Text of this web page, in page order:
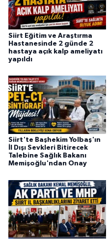
Siirt Eğitim ve Araştırma
Hastanesinde 2 günde 2
hastaya açık kalp ameliyatı
yapıldı
Siirt'te Başhekim Yolbaş'ın
İl Dışı Sevkleri Bitirecek
Talebine Sağlık Bakanı
Memişoğlu'ndan Onay